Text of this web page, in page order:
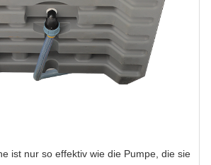
ist nur so effektiv wie die Pumpe, die sie